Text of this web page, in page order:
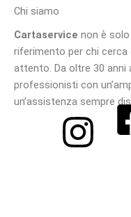
Chi siamo
Cartaservice non è
riferimento per chi cerca
attento. Da oltre 30 anni
professionisti con
un’assistenza sempre